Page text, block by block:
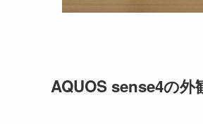
AQUOS sense4の